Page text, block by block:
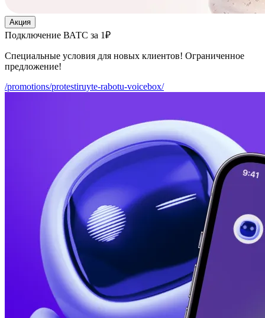
Акция
Подключение ВАТС за 1₽
Специальные условия для новых клиентов! Ограниченное
предложение!
/promotions/protestiruyte-rabotu-voicebox/